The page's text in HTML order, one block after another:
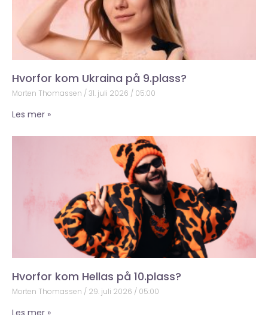
Hvorfor kom Ukraina på 9.plass?
Morten Thomassen 31. juli 2026 05:00
Les mer »
Hvorfor kom Hellas på 10.plass?
Morten Thomassen 29. juli 2026 05:00